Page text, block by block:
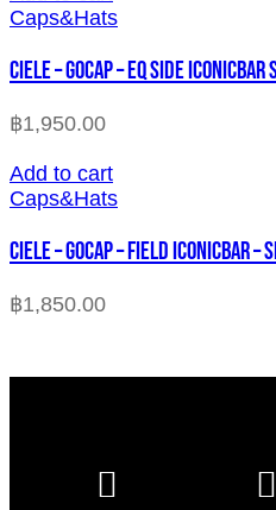
Caps&Hats
CIELE – GOCAP – EQ SIDE
฿1,950.00
Add to cart
Caps&Hats
CIELE – GOCAP – FIELD ICONICBAR
฿1,850.00